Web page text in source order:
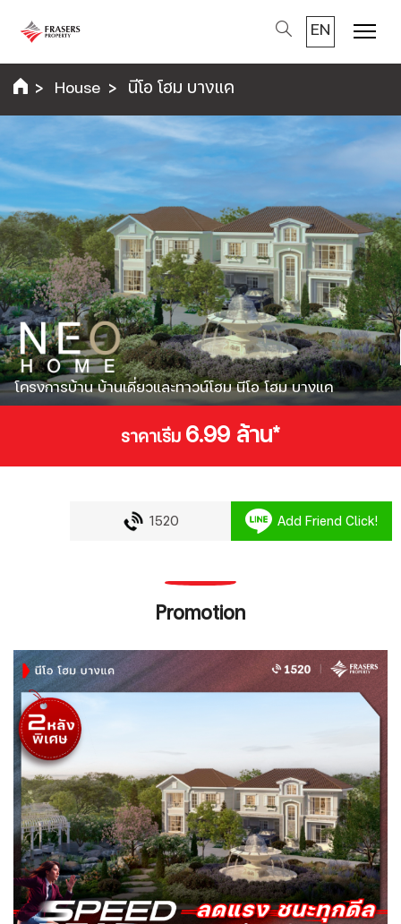
EN
Menu
House นีโอ โฮม บางแค
1520 Add Friend Click!
โครงการบ้าน บ้านเดี่ยวและทาวน์โฮม นีโอ โฮม บางแค
ราคาเริ่ม 6.99 ล้าน*
Promotion